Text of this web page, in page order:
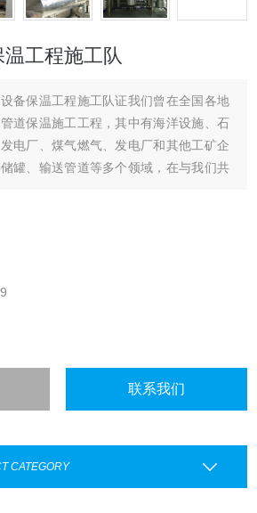
工程施工队
备保温工程施工队证我们曾在全国各地
道保温施工工程，其中有海洋设施、石
电厂、煤气燃气、发电厂和其他工矿企
罐、输送管道等多个领域，在与我们共
您有铁皮保温施工、管道保温施工、罐
护，
联系我们
CATEGORY